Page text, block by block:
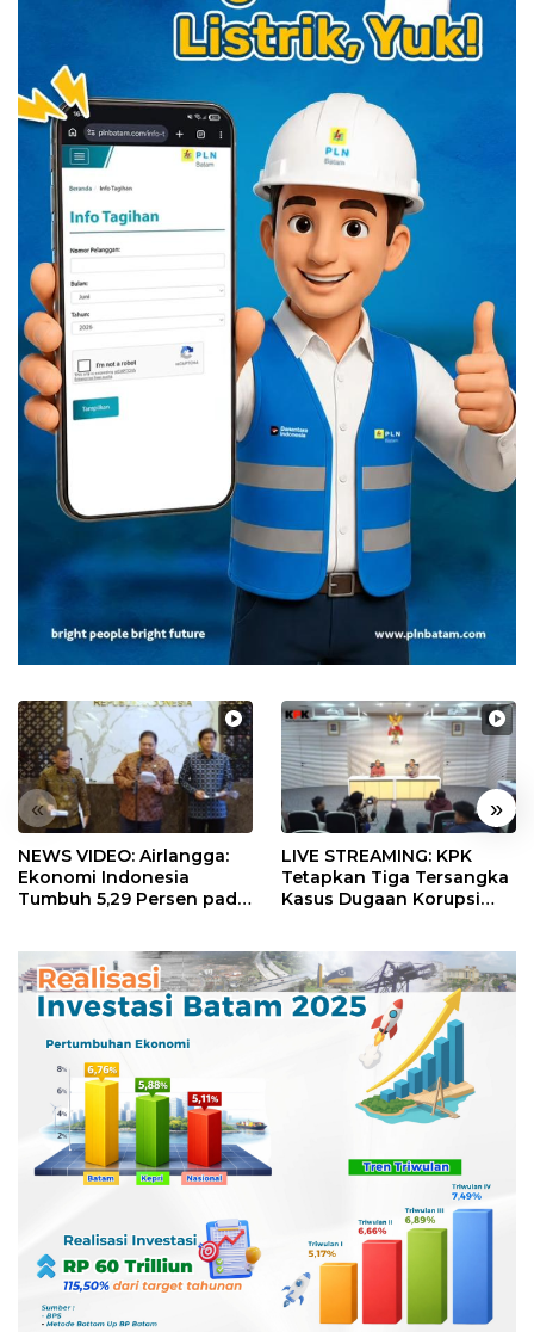
« »
NEWS VIDEO: Airlangga:
Ekonomi Indonesia
Tumbuh 5,29 Persen pada
LIVE STREAMING: KPK
Tetapkan Tiga Tersangka
Kasus Dugaan Korupsi